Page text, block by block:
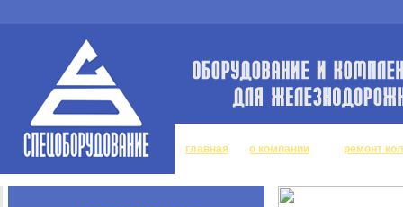
главная о компании ремонт